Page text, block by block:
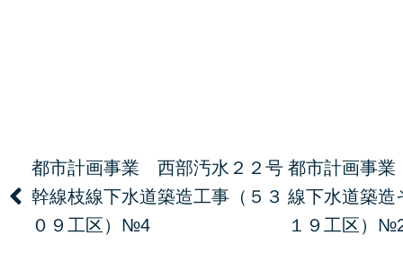
都市計画事業 西部汚水２２号
幹線枝線下水道築造工事（５３
０９工区）№4
都市計画事
線下水道築造
１９工区）